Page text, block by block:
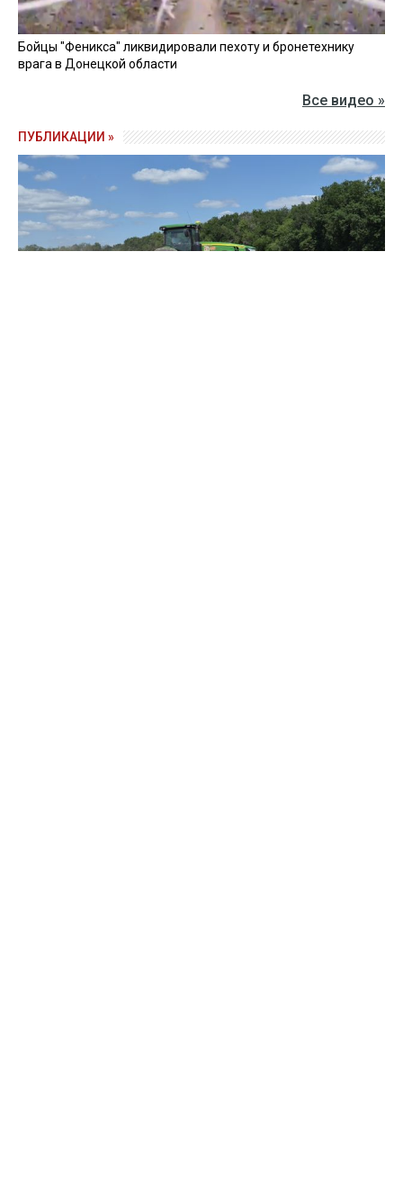
Бойцы "Феникса" ликвидировали пехоту и бронетехнику
врага в Донецкой области
Все видео »
ПУБЛИКАЦИИ »